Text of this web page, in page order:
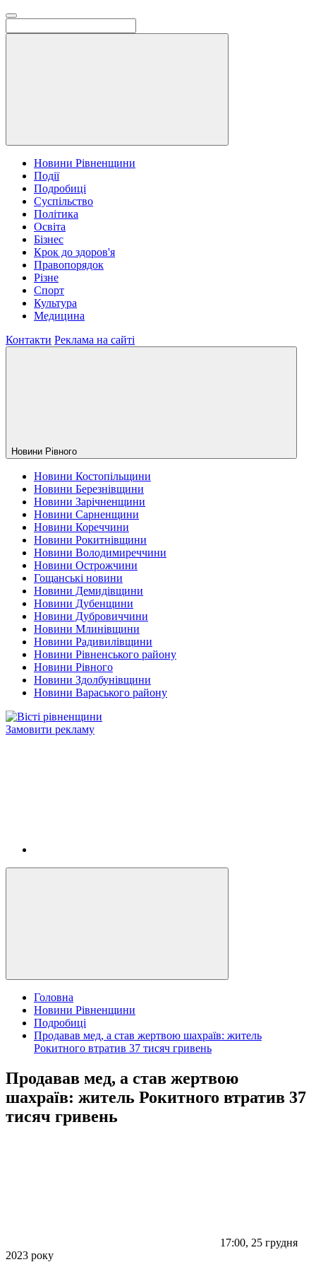
Новини Рівненщини
Події
Подробиці
Суспільство
Політика
Освіта
Бізнес
Крок до здоров'я
Правопорядок
Різне
Спорт
Культура
Медицина
Контакти Реклама на сайті
Новини Рiвного
Новини Костопільщини
Новини Березнівщини
Новини Зарічненщини
Новини Сарненщини
Новини Кореччини
Новини Рокитнівщини
Новини Володимиреччини
Новини Острожчини
Гощанські новини
Новини Демидівщини
Новини Дубенщини
Новини Дубровиччини
Новини Млинівщини
Новини Радивилівщини
Новини Рівненського району
Новини Рівного
Новини Здолбунівщини
Новини Вараського району
Замовити рекламу
Головна
Новини Рівненщини
Подробиці
Продавав мед, а став жертвою шахраїв: житель
Рокитного втратив 37 тисяч гривень
Продавав мед, а став жертвою
шахраїв: житель Рокитного втратив 37
тисяч гривень
17:00, 25 грудня
2023 року